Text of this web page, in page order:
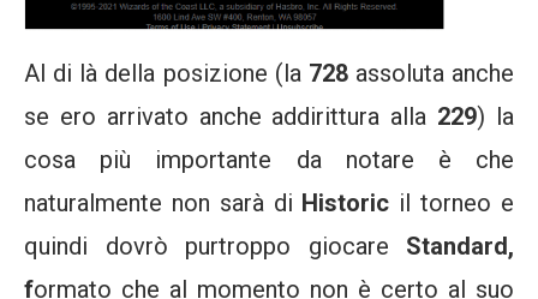
Al di là della posizione (la 728assoluta anche
se ero arrivato anche addirittura alla 229) la
cosa più importante da notare è che
naturalmente non sarà di Historic il torneo e
quindi dovrò purtroppo giocare Standard,
formato che al momento non è certo al suo